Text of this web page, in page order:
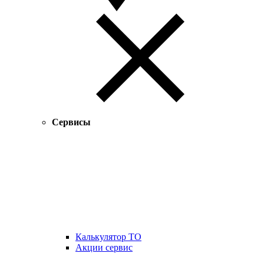
Сервисы
Калькулятор ТО
Акции сервис